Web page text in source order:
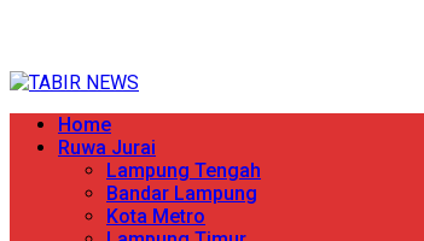
content
Primary
Menu
Home
Ruwa Jurai
Lampung Tengah
Bandar Lampung
Kota Metro